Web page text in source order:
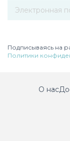
Подписываясь на
Политики
О нас